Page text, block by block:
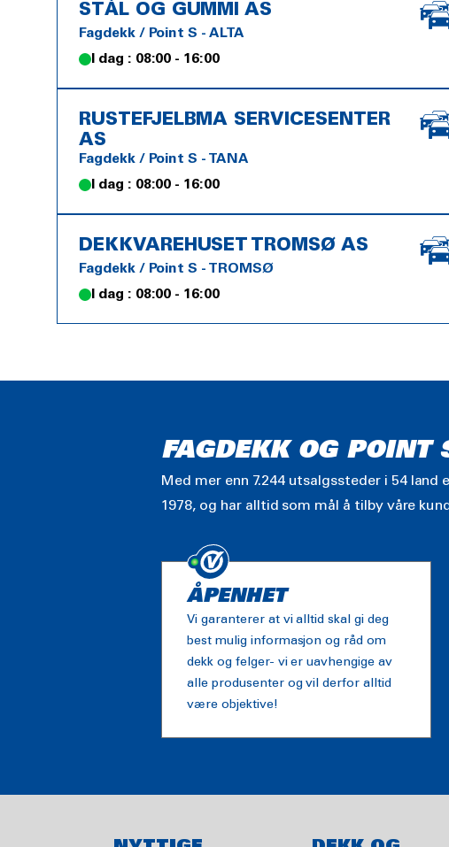
STÅL OG GUMMI AS
Fagdekk / Point S - ALTA
I dag : 08:00 - 16:00
RUSTEFJELBMA SERVICESENTER
AS
Fagdekk / Point S - TANA
I dag : 08:00 - 16:00
DEKKVAREHUSET TROMSØ AS
Fagdekk / Point S - TROMSØ
I dag : 08:00 - 16:00
FAGDEKK OG POINT
Med mer enn 7.244 utsalgssteder i 54
1978, og har alltid som mål å tilby våre
ÅPENHET
Vi garanterer at vi alltid skal gi deg
best mulig informasjon og råd om
dekk og felger- vi er uavhengige av
alle produsenter og vil derfor alltid
være objektive!